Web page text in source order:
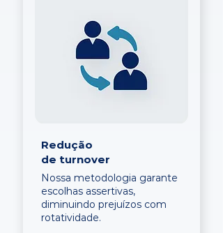
Redução
de turnover
Nossa metodologia garante
escolhas assertivas,
diminuindo prejuízos com
rotatividade.